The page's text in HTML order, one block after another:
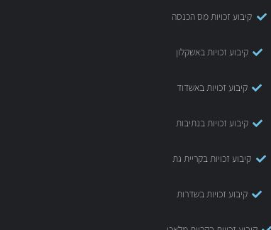
קיבוע זכויות מס הכנסה
קיבוע זכויות באשקלון
קיבוע זכויות באשדוד
קיבוע זכויות בנתיבות
קיבוע זכויות בקריית גת
קיבוע זכויות בשדרות